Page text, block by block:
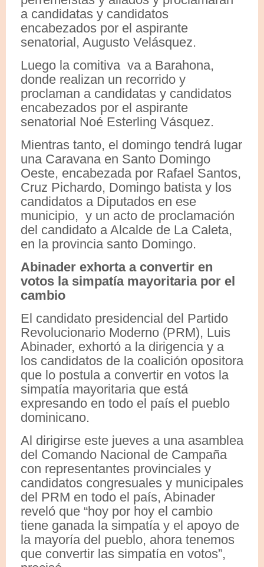
a candidatas y candidatos
encabezados por el aspirante
senatorial, Augusto Velásquez.
Luego la comitiva va a Barahona,
donde realizan un recorrido y
proclaman a candidatas y candidatos
encabezados por el aspirante
senatorial Noé Esterling Vásquez.
Mientras tanto, el domingo tendrá lugar
una Caravana en Santo Domingo
Oeste, encabezada por Rafael Santos,
Cruz Pichardo, Domingo batista y los
candidatos a Diputados en ese
municipio, y un acto de proclamación
del candidato a Alcalde de La Caleta,
en la provincia santo Domingo.
Abinader exhorta a convertir en
votos la simpatía mayoritaria por el
cambio
El candidato presidencial del Partido
Revolucionario Moderno (PRM), Luis
Abinader, exhortó a la dirigencia y a
los candidatos de la coalición opositora
que lo postula a convertir en votos la
simpatía mayoritaria que está
expresando en todo el país el pueblo
dominicano.
Al dirigirse este jueves a una asamblea
del Comando Nacional de Campaña
con representantes provinciales y
candidatos congresuales y municipales
del PRM en todo el país, Abinader
reveló que “hoy por hoy el cambio
tiene ganada la simpatía y el apoyo de
la mayoría del pueblo, ahora tenemos
que convertir las simpatía en votos”,